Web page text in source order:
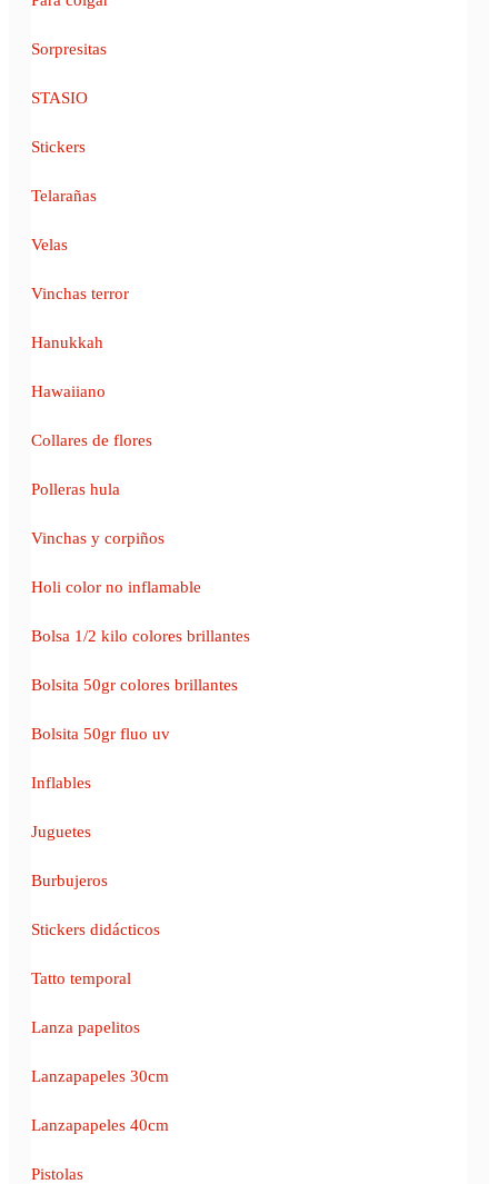
Sorpresitas
STASIO
Stickers
Telarañas
Velas
Vinchas terror
Hanukkah
Hawaiiano
Collares de flores
Polleras hula
Vinchas y corpiños
Holi color no inflamable
Bolsa 1/2 kilo colores brillantes
Bolsita 50gr colores brillantes
Bolsita 50gr fluo uv
Inflables
Juguetes
Burbujeros
Stickers didácticos
Tatto temporal
Lanza papelitos
Lanzapapeles 30cm
Lanzapapeles 40cm
Pistolas